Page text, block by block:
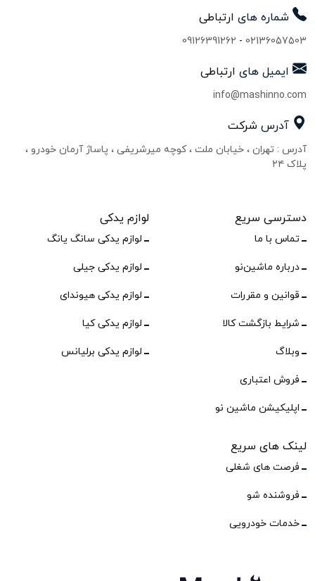
شماره های ارتباطی
02136057503
-
09126391262
ایمیل های ارتباطی
info@mashinno.com
آدرس شرکت
آدرس : تهران ، خیابان ملت ، کوچه میرشریفی ، پاساژ آرمان خودرو ،
پلاک ۲۴
دسترسی سریع
تماس با ما
درباره ماشین‌نو
قوانین و مقررات
شرایط بازگشت کالا
وبلاگ
فروش اعتباری
اپلیکیشن ماشین نو
لوازم یدکی
لوازم یدکی سانگ یانگ
لوازم یدکی جیلی
لوازم یدکی هیوندای
لوازم یدکی کیا
لوازم یدکی برلیانس
لینک های سریع
فرصت های شغلی
فروشنده شو
خدمات خودرویی